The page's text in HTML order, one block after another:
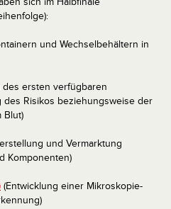
und Wechselbehältern in
des ersten verfügbaren
Risikos beziehungsweise der
Blut)
und Vermarktung
Komponenten)
(Entwicklung einer Mikroskopie-